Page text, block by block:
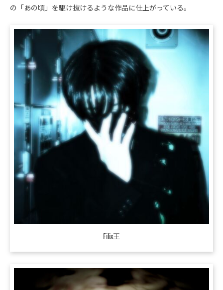
の「あの頃」を駆け抜けるような作品に仕上がっている。
Filix王